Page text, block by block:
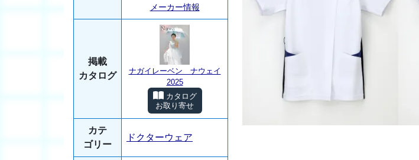
メーカー情報
掲載
カタログ
ナガイレーベン ナウェイ
2025
カタログ
お取り寄せ
カテ
ゴリー
ドクターウェア